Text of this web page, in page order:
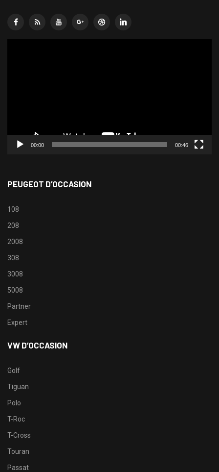
00:00 00:46
PEUGEOT D’OCCASION
108
208
2008
308
3008
5008
Partner
Expert
VW D’OCCASION
Golf
Tiguan
Polo
T-Roc
T-Cross
Touran
Passat